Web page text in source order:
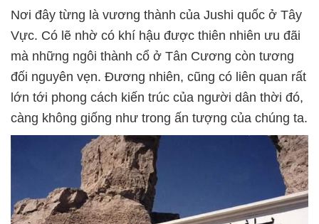
Nơi đây từng là vương thành của Jushi quốc ở Tây
Vực. Có lẽ nhờ có khí hậu được thiên nhiên ưu đãi
mà những ngôi thành cổ ở Tân Cương còn tương
đối nguyên vẹn. Đương nhiên, cũng có liên quan rất
lớn tới phong cách kiến trúc của người dân thời đó,
càng không giống như trong ấn tượng của chúng ta.